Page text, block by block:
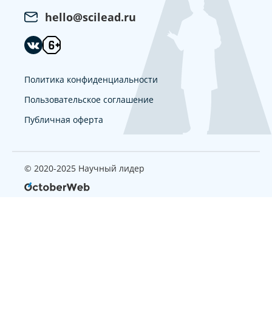
hello@scilead.ru
Политика конфиденциальности
Пользовательское соглашение
Публичная оферта
© 2020-2025 Научный лидер